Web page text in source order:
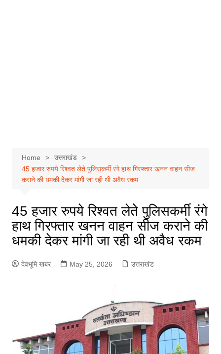
Home
उत्तराखंड
45 हजार रुपये रिश्वत लेते पुलिसकर्मी रंगे हाथ गिरफ्तार खनन वाहन सीज
कराने की धमकी देकर मांगी जा रही थी अवैध रकम
45 हजार रुपये रिश्वत लेते पुलिसकर्मी रंगे
हाथ गिरफ्तार खनन वाहन सीज कराने की
धमकी देकर मांगी जा रही थी अवैध रकम
देवभूमि खबर May 25, 2026 उत्तराखंड